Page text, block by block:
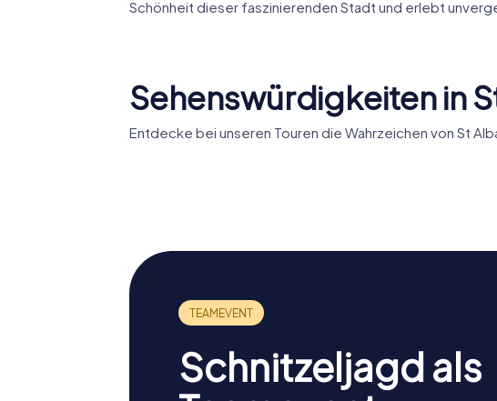
Schönheit dieser faszinierenden Stadt und erlebt
Sehenswürdigkeiten in
Entdecke bei unseren Touren die Wahrzeichen von St
Schnitzeljagd als